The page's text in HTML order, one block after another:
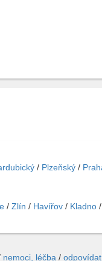
/ Plzeňský /
/ Zlín / Havířov / Kladno /
nemoci, léčba / odpovídat